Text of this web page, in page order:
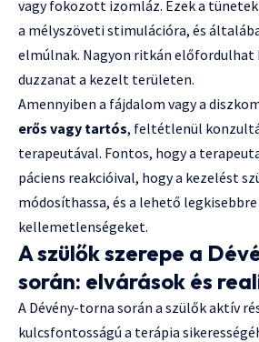
vagy fokozott izomláz. Ezek a
a mélyszöveti stimulációra, és
elmúlnak. Nagyon ritkán előfordulhat
duzzanat a kezelt területen.
Amennyiben a fájdalom vagy a
erős vagy tartós, feltétlenül
terapeutával. Fontos, hogy a
páciens reakcióival, hogy a kezelést
módosíthassa, és a lehető
kellemetlenségeket.
A szülők szerepe a
során: elvárások és
A Dévény-torna során a szülők aktív
kulcsfontosságú a terápia